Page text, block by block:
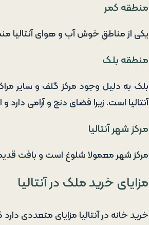
منطقه کمر
یکی از مناطق خوش آب و هوای آنتالیا
منطقه بلک
بلک به دلیل وجود مرکز گلف و سایر
آنتالیا است. زیرا فضای دنج و آرامی
مرکز شهر آنتالیا
مرکز شهر معمولا شلوغ است و بافت
مزایای خرید ملک در آنتالیا
خرید خانه در آنتالیا مزایای متعددی